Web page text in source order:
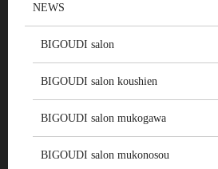
NEWS
BIGOUDI salon
BIGOUDI salon koushien
BIGOUDI salon mukogawa
BIGOUDI salon mukonosou